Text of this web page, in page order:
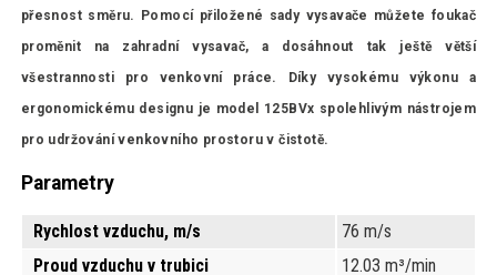
přesnost směru. Pomocí přiložené sady vysavače můžete foukač
proměnit na zahradní vysavač, a dosáhnout tak ještě větší
všestrannosti pro venkovní práce. Díky vysokému výkonu a
ergonomickému designu je model 125BVx spolehlivým nástrojem
pro udržování venkovního prostoru v čistotě.
Parametry
Rychlost vzduchu, m/s
76 m/s
Proud vzduchu v trubici
12.03 m³/min